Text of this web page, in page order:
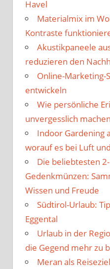
Havel
Materialmix im
Kontraste
Akustikpaneele
reduzieren den
Online-Marketing-
entwickeln
Wie persönliche
unvergesslich
Indoor Gardening
worauf es bei Luft
Die beliebtesten
Gedenkmünzen:
Wissen und Freude
Südtirol-Urlaub:
Eggental
Urlaub in der
die Gegend mehr zu
Meran als